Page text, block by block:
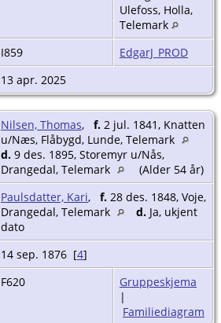
Ulefoss, Holla,
Telemark
I859
EdgarJ_PROD
13 apr. 2025
Nilsen, Thomas, f. 2 jul. 1841, Knatten
u/Næs, Flåbygd, Lunde, Telemark
d. 9 des. 1895, Storemyr u/Nås,
Drangedal, Telemark
(Alder 54 år)
Paulsdatter, Kari, f. 28 des. 1848, Voje,
Drangedal, Telemark
d. Ja, ukjent
dato
14 sep. 1876 [4]
F620
Gruppeskjema
|
Familiediagram